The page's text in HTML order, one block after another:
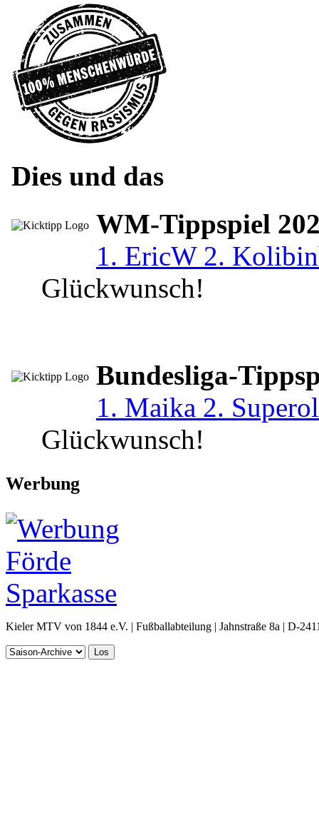
Dies und das
WM-Tippspiel
1. EricW 2.
Glückwunsch!
Bundesliga-
1. Maika 2.
Glückwunsch!
Werbung
Kieler MTV von 1844 e.V. | Fußballabteilung | Jahnstraße 8a | D-